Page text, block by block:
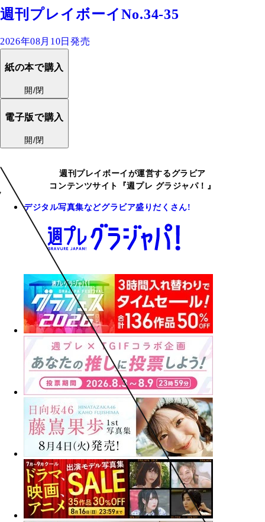
週刊プレイボーイNo.34-35
2026年08月10日発売
紙の本で購入
開/閉
電子版で購入
開/閉
週刊プレイボーイが運営するグラビア
コンテンツサイト『週プレ グラジャパ！』
デジタル写真集などグラビア盛りだくさん!